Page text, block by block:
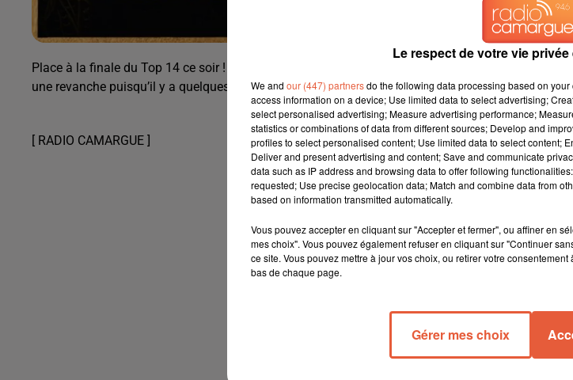
Place à la finale du Top 14 ce soir ! Duel au stade de France entre Toulouse et La Rochelle devant
une revanche puisqu’il y a quelques semaines, les Toulousains avaient dominé les Rochelais en
[ RADIO CAMARGUE ]
Le respect de votre vie
We and our (447) partnersdo the following data processing based on
access information on a device; Use limited data to select advertising;
select personalised advertising; Measure advertising performance;
statistics or combinations of data from different sources; Develop and
profiles to select personalised content; Use limited data to select content;
Deliver and present advertising and content; Save and communicate
data such as IP address and browsing data to offer following
requested; Use precise geolocation data; Match and combine data from
based on information transmitted automatically.
Vous pouvez accepter en cliquant sur "Accepter et fermer", ou affiner en
mes choix". Vous pouvez également refuser en cliquant sur "Continuer
ce site. Vous pouvez mettre à jour vos choix, ou retirer votre
bas de chaque page.
Gérer mes choix